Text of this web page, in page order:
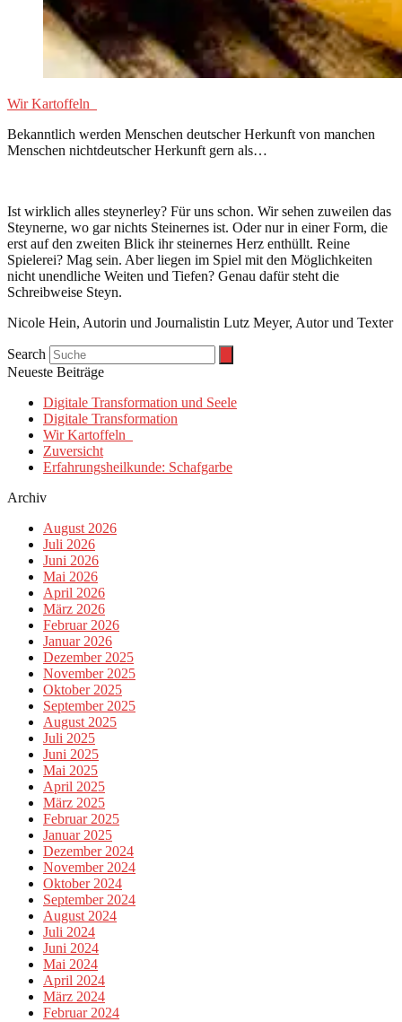
Wir Kartoffeln
Bekanntlich werden Menschen deutscher Herkunft von manchen
Menschen nichtdeutscher Herkunft gern als…
Ist wirklich alles steynerley? Für uns schon. Wir sehen zuweilen das
Steynerne, wo gar nichts Steinernes ist. Oder nur in einer Form, die
erst auf den zweiten Blick ihr steinernes Herz enthüllt. Reine
Spielerei? Mag sein. Aber liegen im Spiel mit den Möglichkeiten
nicht unendliche Weiten und Tiefen? Genau dafür steht die
Schreibweise Steyn.
Nicole Hein, Autorin und Journalistin Lutz Meyer, Autor und Texter
Search
Neueste Beiträge
Digitale Transformation und Seele
Digitale Transformation
Wir Kartoffeln
Zuversicht
Erfahrungsheilkunde: Schafgarbe
Archiv
August 2026
Juli 2026
Juni 2026
Mai 2026
April 2026
März 2026
Februar 2026
Januar 2026
Dezember 2025
November 2025
Oktober 2025
September 2025
August 2025
Juli 2025
Juni 2025
Mai 2025
April 2025
März 2025
Februar 2025
Januar 2025
Dezember 2024
November 2024
Oktober 2024
September 2024
August 2024
Juli 2024
Juni 2024
Mai 2024
April 2024
März 2024
Februar 2024